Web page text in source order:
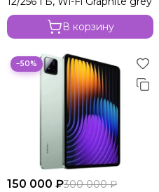
В корзину
−50%
150 000 ₽300 000 ₽